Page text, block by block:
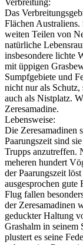
Verbreitung:
Das
Flächen Australiens.
weiten Teilen von
natürliche
insbesondere lichte
mit üppigen
Sumpfgebiete und
nicht nur als Schutz,
auch als Nistplatz.
Zeresamadine.
Lebensweise:
Die Zeresamadinen
Paarungszeit sind
Trupps anzutreffen.
meheren hundert
der Paarungszeit
ausgesprochen gute
Flug fallen
der Zeresamadinen
geduckter Haltung
Grashalm in seinem
plustert es seine